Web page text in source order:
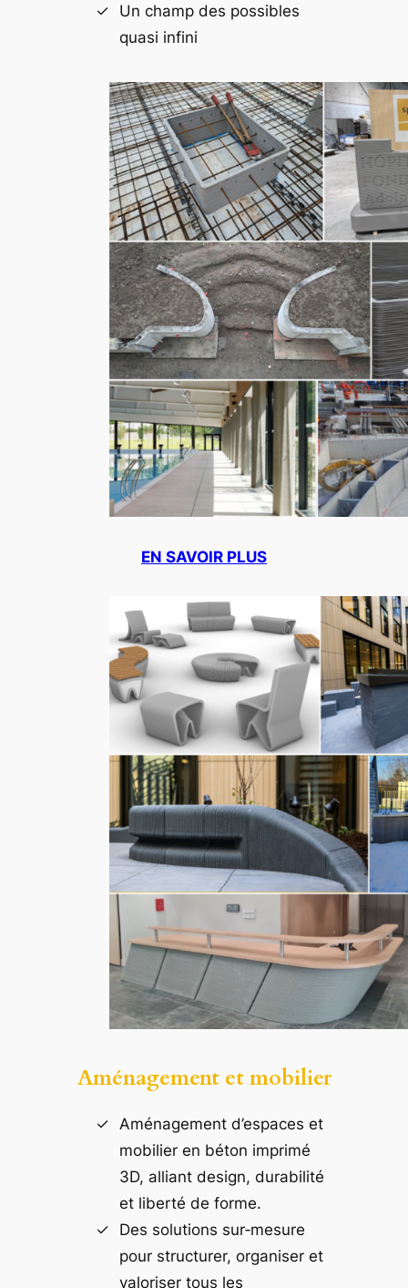
Un champ des possibles
quasi infini
EN SAVOIR PLUS
Aménagement et mobilier
Aménagement d’espaces et
mobilier en béton imprimé
3D, alliant design, durabilité
et liberté de forme.
Des solutions sur‑mesure
pour structurer, organiser et
valoriser tous les